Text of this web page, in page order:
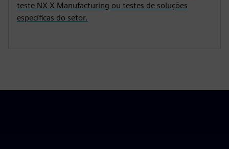
teste NX X Manufacturing ou testes de soluções
específicas do setor.